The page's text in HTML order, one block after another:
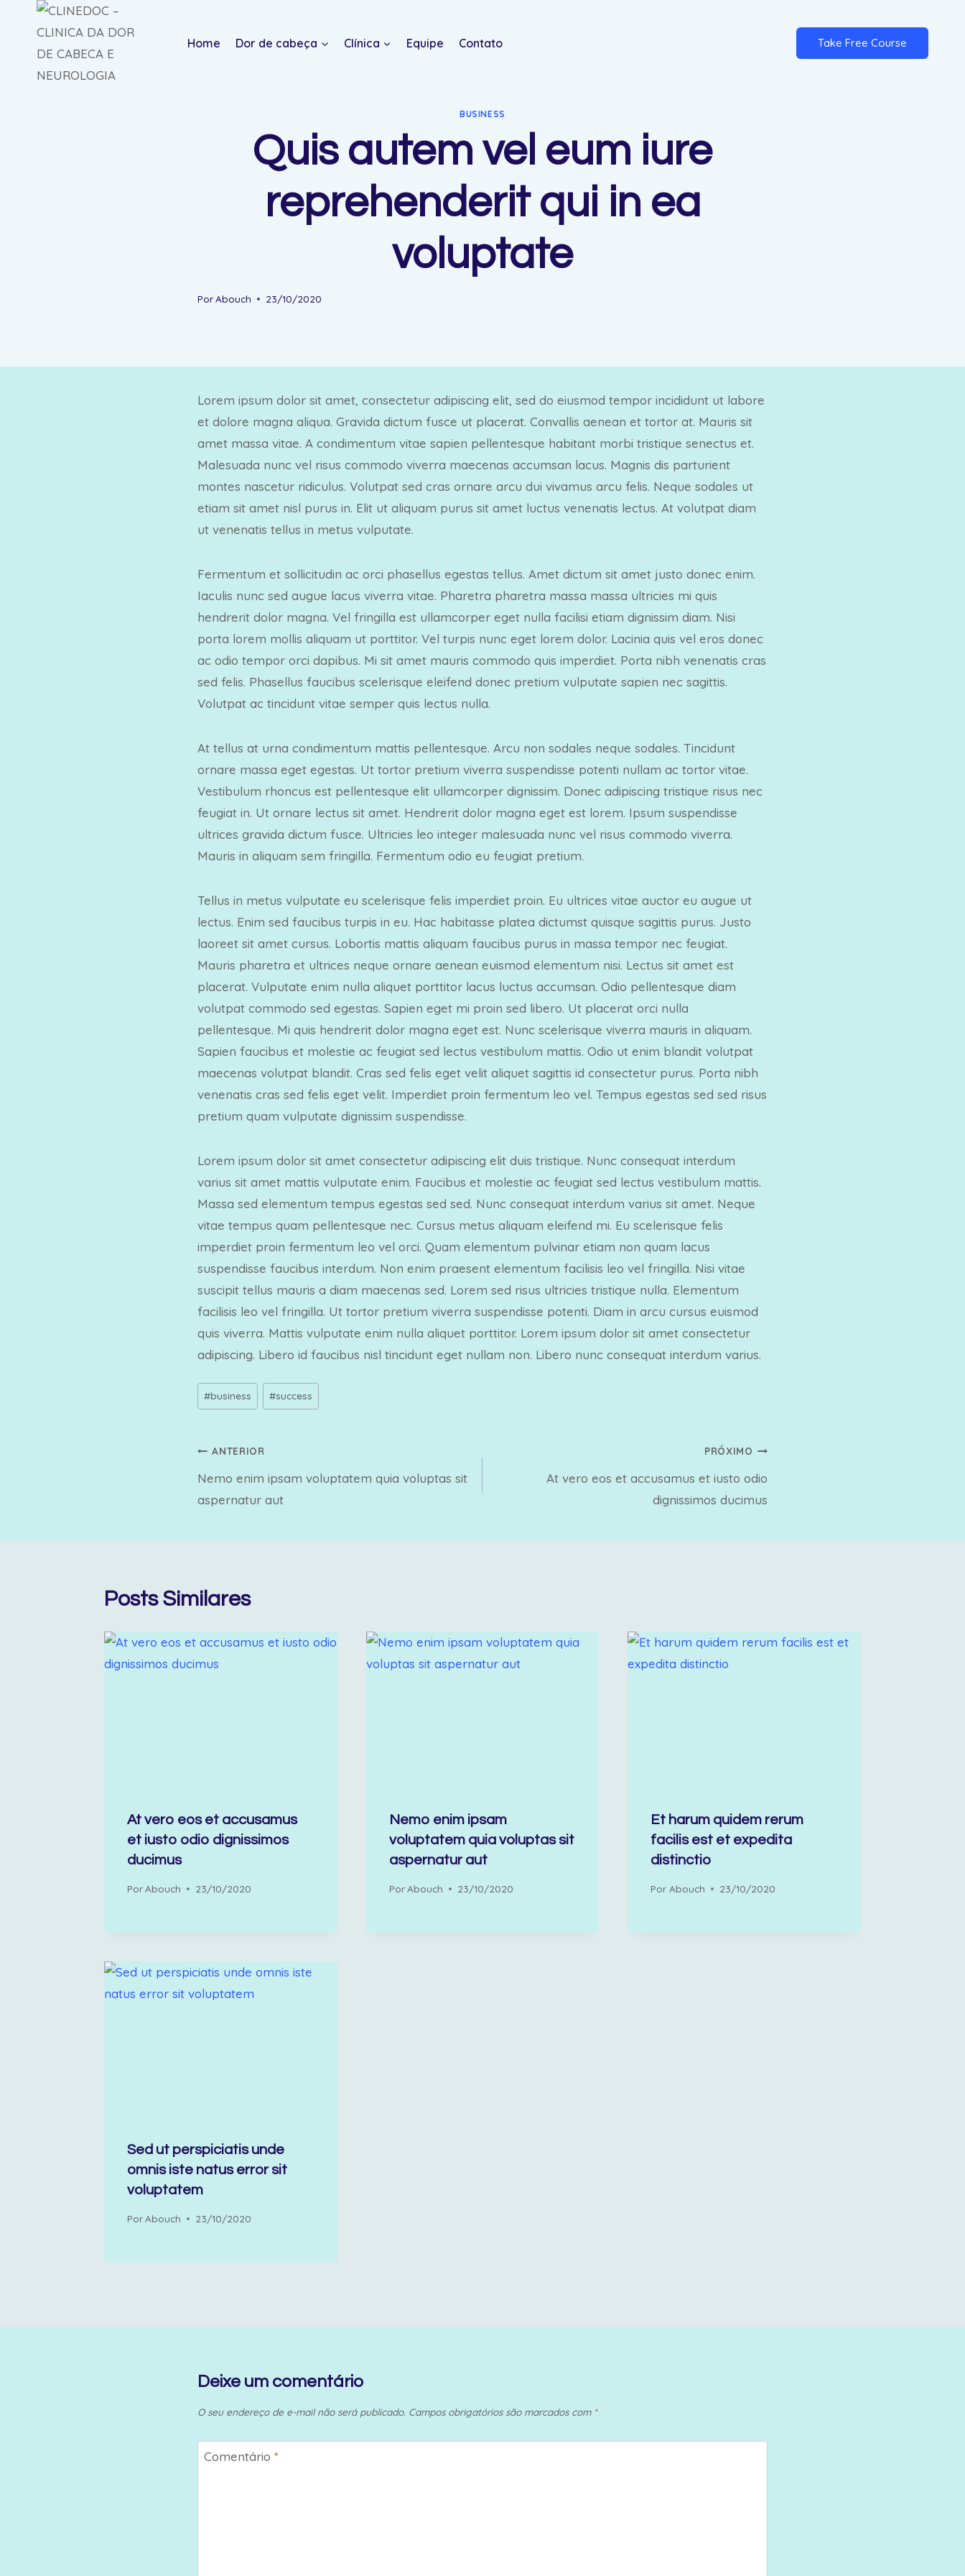
Conteúdo
Home Dor de cabeça Clínica Equipe Contato Take Free Course
BUSINESS
Quis autem vel eum iure
reprehenderit qui in ea
voluptate
PorAbouch 23/10/2020
Lorem ipsum dolor sit amet, consectetur adipiscing elit, sed do eiusmod tempor incididunt ut labore
et dolore magna aliqua. Gravida dictum fusce ut placerat. Convallis aenean et tortor at. Mauris sit
amet massa vitae. A condimentum vitae sapien pellentesque habitant morbi tristique senectus et.
Malesuada nunc vel risus commodo viverra maecenas accumsan lacus. Magnis dis parturient
montes nascetur ridiculus. Volutpat sed cras ornare arcu dui vivamus arcu felis. Neque sodales ut
etiam sit amet nisl purus in. Elit ut aliquam purus sit amet luctus venenatis lectus. At volutpat diam
ut venenatis tellus in metus vulputate.
Fermentum et sollicitudin ac orci phasellus egestas tellus. Amet dictum sit amet justo donec enim.
Iaculis nunc sed augue lacus viverra vitae. Pharetra pharetra massa massa ultricies mi quis
hendrerit dolor magna. Vel fringilla est ullamcorper eget nulla facilisi etiam dignissim diam. Nisi
porta lorem mollis aliquam ut porttitor. Vel turpis nunc eget lorem dolor. Lacinia quis vel eros donec
ac odio tempor orci dapibus. Mi sit amet mauris commodo quis imperdiet. Porta nibh venenatis cras
sed felis. Phasellus faucibus scelerisque eleifend donec pretium vulputate sapien nec sagittis.
Volutpat ac tincidunt vitae semper quis lectus nulla.
At tellus at urna condimentum mattis pellentesque. Arcu non sodales neque sodales. Tincidunt
ornare massa eget egestas. Ut tortor pretium viverra suspendisse potenti nullam ac tortor vitae.
Vestibulum rhoncus est pellentesque elit ullamcorper dignissim. Donec adipiscing tristique risus nec
feugiat in. Ut ornare lectus sit amet. Hendrerit dolor magna eget est lorem. Ipsum suspendisse
ultrices gravida dictum fusce. Ultricies leo integer malesuada nunc vel risus commodo viverra.
Mauris in aliquam sem fringilla. Fermentum odio eu feugiat pretium.
Tellus in metus vulputate eu scelerisque felis imperdiet proin. Eu ultrices vitae auctor eu augue ut
lectus. Enim sed faucibus turpis in eu. Hac habitasse platea dictumst quisque sagittis purus. Justo
laoreet sit amet cursus. Lobortis mattis aliquam faucibus purus in massa tempor nec feugiat.
Mauris pharetra et ultrices neque ornare aenean euismod elementum nisi. Lectus sit amet est
placerat. Vulputate enim nulla aliquet porttitor lacus luctus accumsan. Odio pellentesque diam
volutpat commodo sed egestas. Sapien eget mi proin sed libero. Ut placerat orci nulla
pellentesque. Mi quis hendrerit dolor magna eget est. Nunc scelerisque viverra mauris in aliquam.
Sapien faucibus et molestie ac feugiat sed lectus vestibulum mattis. Odio ut enim blandit volutpat
maecenas volutpat blandit. Cras sed felis eget velit aliquet sagittis id consectetur purus. Porta nibh
venenatis cras sed felis eget velit. Imperdiet proin fermentum leo vel. Tempus egestas sed sed risus
pretium quam vulputate dignissim suspendisse.
Lorem ipsum dolor sit amet consectetur adipiscing elit duis tristique. Nunc consequat interdum
varius sit amet mattis vulputate enim. Faucibus et molestie ac feugiat sed lectus vestibulum mattis.
Massa sed elementum tempus egestas sed sed. Nunc consequat interdum varius sit amet. Neque
vitae tempus quam pellentesque nec. Cursus metus aliquam eleifend mi. Eu scelerisque felis
imperdiet proin fermentum leo vel orci. Quam elementum pulvinar etiam non quam lacus
suspendisse faucibus interdum. Non enim praesent elementum facilisis leo vel fringilla. Nisi vitae
suscipit tellus mauris a diam maecenas sed. Lorem sed risus ultricies tristique nulla. Elementum
facilisis leo vel fringilla. Ut tortor pretium viverra suspendisse potenti. Diam in arcu cursus euismod
quis viverra. Mattis vulputate enim nulla aliquet porttitor. Lorem ipsum dolor sit amet consectetur
adipiscing. Libero id faucibus nisl tincidunt eget nullam non. Libero nunc consequat interdum varius.
Tags
do
#business #success
Navegação
de
Post
ANTERIOR
Nemo enim ipsam voluptatem quia voluptas sit
aspernatur aut
PRÓXIMO
At vero eos et accusamus et iusto odio
dignissimos ducimus
Posts Similares
At vero eos et accusamus
et iusto odio dignissimos
ducimus
PorAbouch 23/10/2020
Nemo enim ipsam
voluptatem quia voluptas sit
aspernatur aut
PorAbouch 23/10/2020
Et harum quidem rerum
facilis est et expedita
distinctio
Por Abouch 23/10/2020
Sed ut perspiciatis unde
omnis iste natus error sit
voluptatem
PorAbouch 23/10/2020
Deixe um comentário
O seu endereço de e-mail não será publicado. Campos obrigatórios são marcados com *
Comentário *